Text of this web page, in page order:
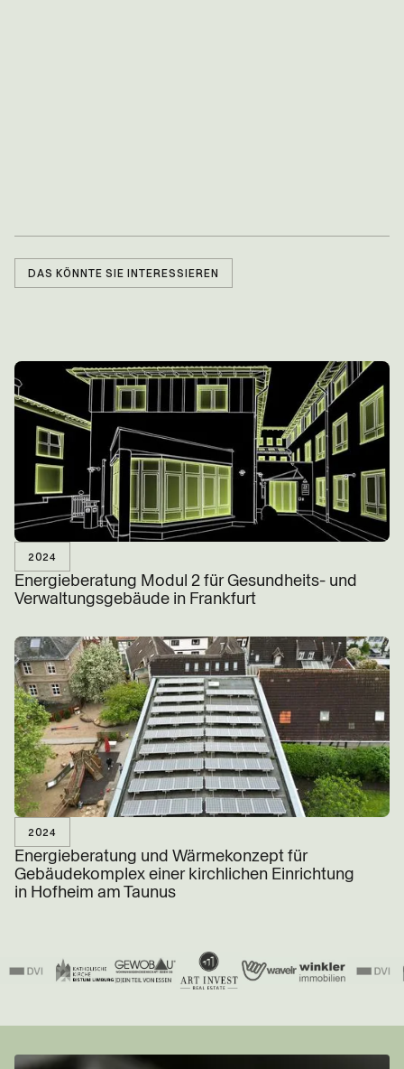
DAS KÖNNTE SIE INTERESSIEREN
BEITRAG LESEN
Energieberatung Modul 2 für Gesundheits- und
Verwaltungsgebäude in Frankfurt
2024
Energieberatung und Wärmekonzept für
Gebäudekomplex einer kirchlichen Einrichtung
in Hofheim am Taunus
2024